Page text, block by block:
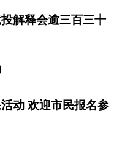
解释会逾三百三十
动 欢迎市民报名参